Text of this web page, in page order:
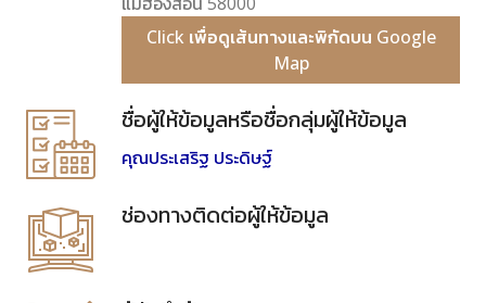
Click เพื่อดูเส้นทางและพิกัดบน Google
Map
ชื่อผู้ให้ข้อมูลหรือชื่อกลุ่มผู้ให้ข้อมูล
คุณประเสริฐ ประดิษฐ์
ช่องทางติดต่อผู้ให้ข้อมูล